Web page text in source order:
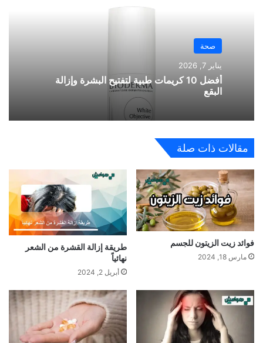
صحة
يناير 7, 2026
أفضل 10 كريمات طبية لتفتيح البشرة وإزالة
البقع
مقالات ذات صلة
فوائد زيت الزيتون للجسم
مارس 18, 2024
طريقة إزالة القشرة من الشعر
نهائياً
أبريل 2, 2024